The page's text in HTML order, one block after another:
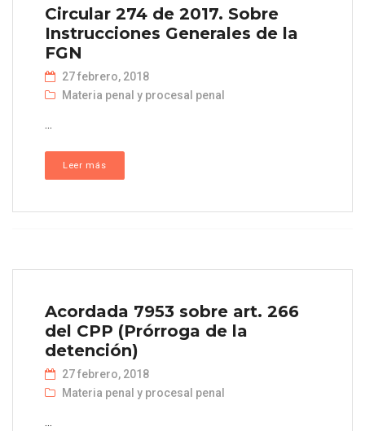
Circular 274 de 2017. Sobre
Instrucciones Generales de la
FGN
27 febrero, 2018
Materia penal y procesal penal
...
Leer más
Acordada 7953 sobre art. 266
del CPP (Prórroga de la
detención)
27 febrero, 2018
Materia penal y procesal penal
...